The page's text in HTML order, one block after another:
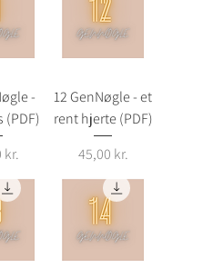
-
(PDF)
kr.
12 GenNøgle - et
rent hjerte (PDF)
Pris
45,00 kr.